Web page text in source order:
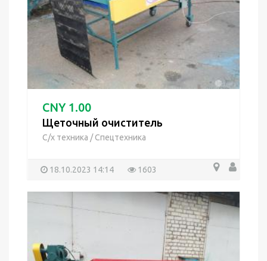
CNY 1.00
Щеточный очиститель
С/х техника /Спецтехника
18.10.2023 14:14 1603